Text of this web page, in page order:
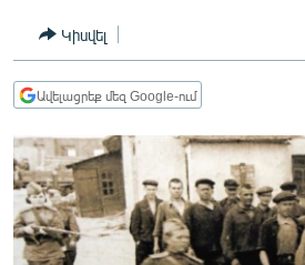
ՊԱՏԵՐԱԶՄԻ 6 ՇԱԲԱԹՆԵՐԸ
ՏԱՐԱԾԱՇՐՋԱՆ
ՄԻՋԱԶԳԱՅԻՆ
ՄՇԱԿՈՒՅԹ
ՍՊՈՐՏ
Կիսվել
Ավելացրեք մեզ Google-ում